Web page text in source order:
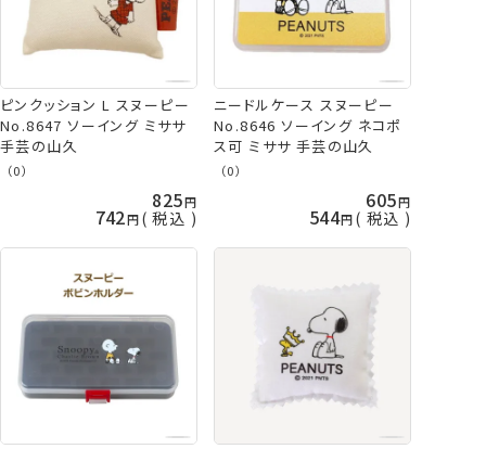
ピンクッション L スヌーピー
No.8647 ソーイング ミササ
手芸の山久
（0）
825
742 税込
ニードルケース スヌーピー
No.8646 ソーイング ネコポ
ス可 ミササ 手芸の山久
（0）
605
544 税込